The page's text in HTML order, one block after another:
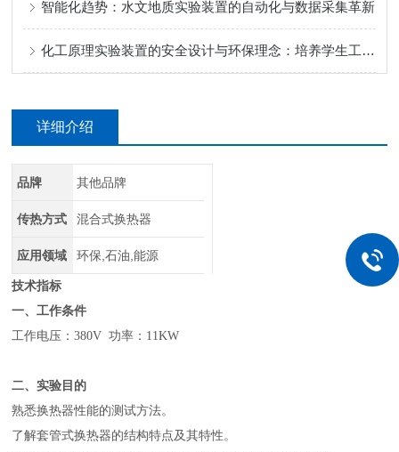
智能化趋势：水文地质实验装置的自动化与数据采集革新
化工原理实验装置的安全设计与环保理念：培养学生工程责任感
详细介绍
品牌 其他品牌
传热方式 混合式换热器
应用领域 环保,石油,能源
技术指标
一、工作条件
工作电压：380V 功率：11KW
二、实验目的
熟悉换热器性能的测试方法。
了解套管式换热器的结构特点及其特性。